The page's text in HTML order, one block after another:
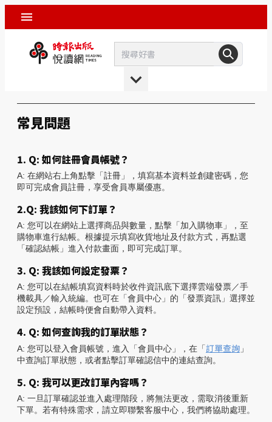
常見問題
1. Q: 如何註冊會員帳號？
A: 在網站右上角點擊「註冊」，填寫基本資料並創建密碼，您
即可完成會員註冊，享受會員專屬優惠。
2.Q: 我該如何下訂單？
A: 您可以在網站上選擇商品與數量，點擊「加入購物車」，至
購物車進行結帳。根據提示填寫收貨地址及付款方式，再點選
「確認結帳」進入付款畫面，即可完成訂單。
3. Q: 我該如何設定發票？
A: 您可以在結帳填寫資料時於收件資訊底下選擇雲端發票／手
機載具／輸入統編。也可在「會員中心」的「發票資訊」選擇並
設定預設，結帳時便會自動帶入資料。
4. Q: 如何查詢我的訂單狀態？
A: 您可以登入會員帳號，進入「會員中心」，在「訂單查詢 」
中查詢訂單狀態，或者點擊訂單確認信中的連結查詢。
5. Q: 我可以更改訂單內容嗎？
A: 一旦訂單確認並進入處理階段，將無法更改，需取消後重新
下單。若有特殊需求，請立即聯繫客服中心，我們將協助處理。